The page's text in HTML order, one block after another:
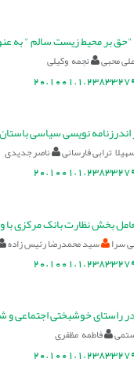
"حق بر محیط ‌زیست سالم " به
محبی نجمه وکیلی
نویسی سیاسی
ترابی فارسانی ناصر جدیدی
بخش نظارت بانک مرکزی با
سرا سید محمدرضا رئیس زاده
راستای خوشبختی اجتماعی
فاطمه مظفری